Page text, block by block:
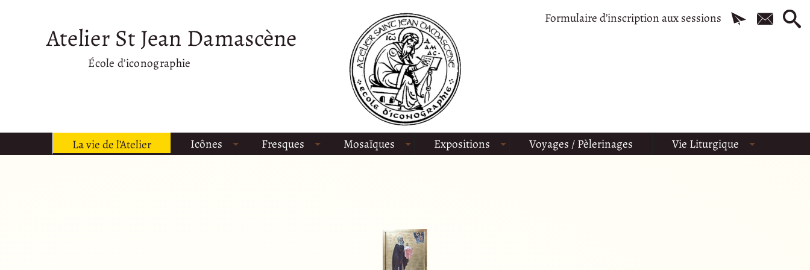
Formulaire d’inscription aux sessions
Atelier St Jean Damascène
École d’iconographie
La vie de l’Atelier Icônes Fresques Mosaïques Expositions Voyages / Pèlerinages Vie Liturgique